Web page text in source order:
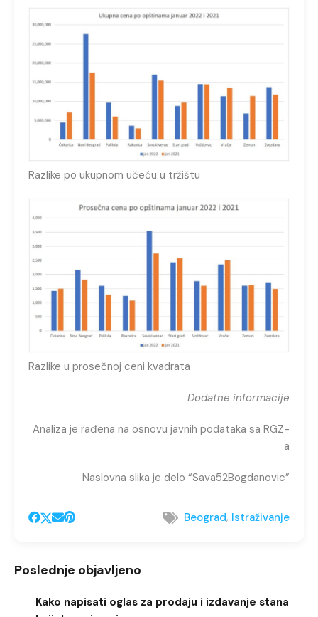
Razlike po ukupnom učeću u tržištu
Razlike u prosečnoj ceni kvadrata
Dodatne informacije
Analiza je rađena na osnovu javnih podataka sa RGZ-
a
Naslovna slika je delo “Sava52Bogdanovic”
Beograd, Istraživanje
Poslednje objavljeno
Kako napisati oglas za prodaju i izdavanje stana